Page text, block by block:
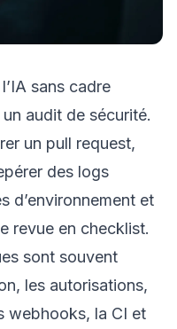
sans cadre
audit de sécurité.
un pull request,
des logs
d’environnement et
revue en checklist.
sont souvent
les autorisations,
webhooks, la CI et